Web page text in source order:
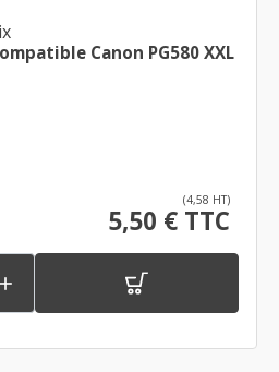
Canon PG580 XXL
(4,58 HT)
5,50 € TTC
